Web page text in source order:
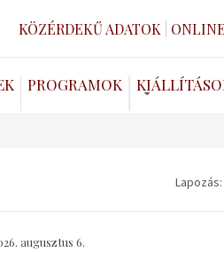
KÖZÉRDEKŰ ADATOK
PROGRAMOK
Lapozás:
augusztus 6.